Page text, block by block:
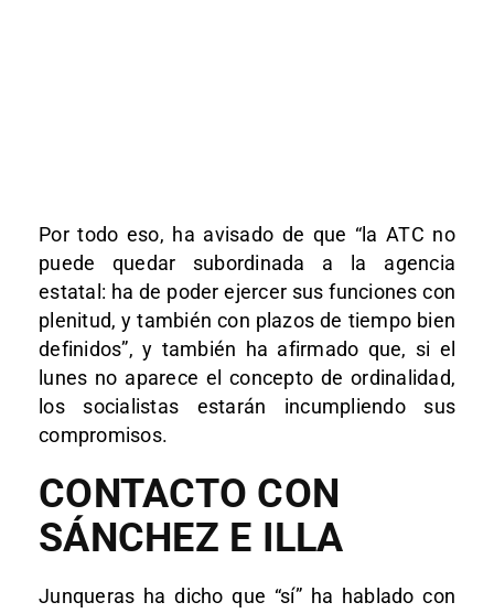
Por todo eso, ha avisado de que “la ATC no
puede quedar subordinada a la agencia
estatal: ha de poder ejercer sus funciones con
plenitud, y también con plazos de tiempo bien
definidos”, y también ha afirmado que, si el
lunes no aparece el concepto de ordinalidad,
los socialistas estarán incumpliendo sus
compromisos.
CONTACTO CON
SÁNCHEZ E ILLA
Junqueras ha dicho que “sí” ha hablado con